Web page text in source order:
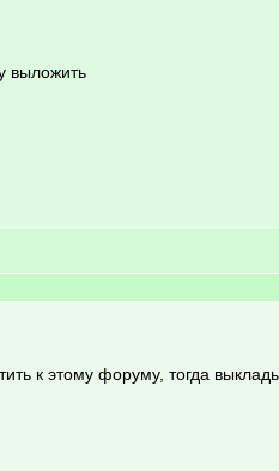
выложить
к этому форуму, тогда